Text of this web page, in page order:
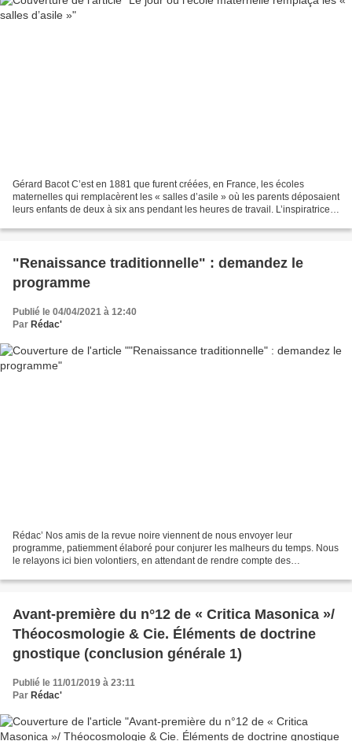
Gérard Bacot C’est en 1881 que furent créées, en France, les écoles
maternelles qui remplacèrent les « salles d’asile » où les parents déposaient
leurs enfants de deux à six ans pendant les heures de travail. L’inspiratrice
"Renaissance traditionnelle" : demandez le
programme
Publié le 04/04/2021 à 12:40
Par Rédac'
Rédac’ Nos amis de la revue noire viennent de nous envoyer leur
programme, patiemment élaboré pour conjurer les malheurs du temps. Nous
le relayons ici bien volontiers, en attendant de rendre compte des
Avant-première du n°12 de « Critica Masonica »/
Théocosmologie & Cie. Éléments de doctrine
gnostique (conclusion générale 1)
Publié le 11/01/2019 à 23:11
Par Rédac'